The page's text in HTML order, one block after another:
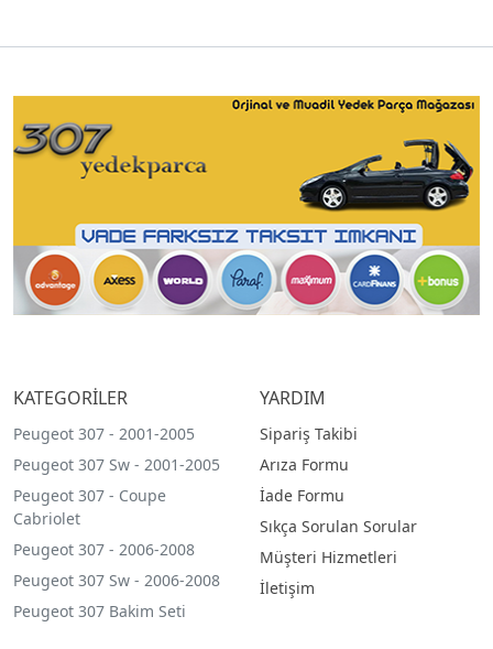
KATEGORİLER
Peugeot 307 - 2001-2005
Peugeot 307 Sw - 2001-2005
Peugeot 307 - Coupe
Cabriolet
Peugeot 307 - 2006-2008
Peugeot 307 Sw - 2006-2008
Peugeot 307 Bakim Seti
YARDIM
Sipariş Takibi
Arıza Formu
İade Formu
Sıkça Sorulan Sorular
Müşteri Hizmetleri
İletişim